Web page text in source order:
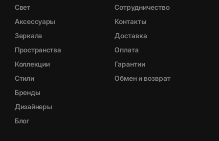
Свет
Аксессуары
Зеркала
Пространства
Коллекции
Стили
Бренды
Дизайнеры
Блог
Сотрудничество
Контакты
Доставка
Оплата
Гарантии
Обмен и возврат